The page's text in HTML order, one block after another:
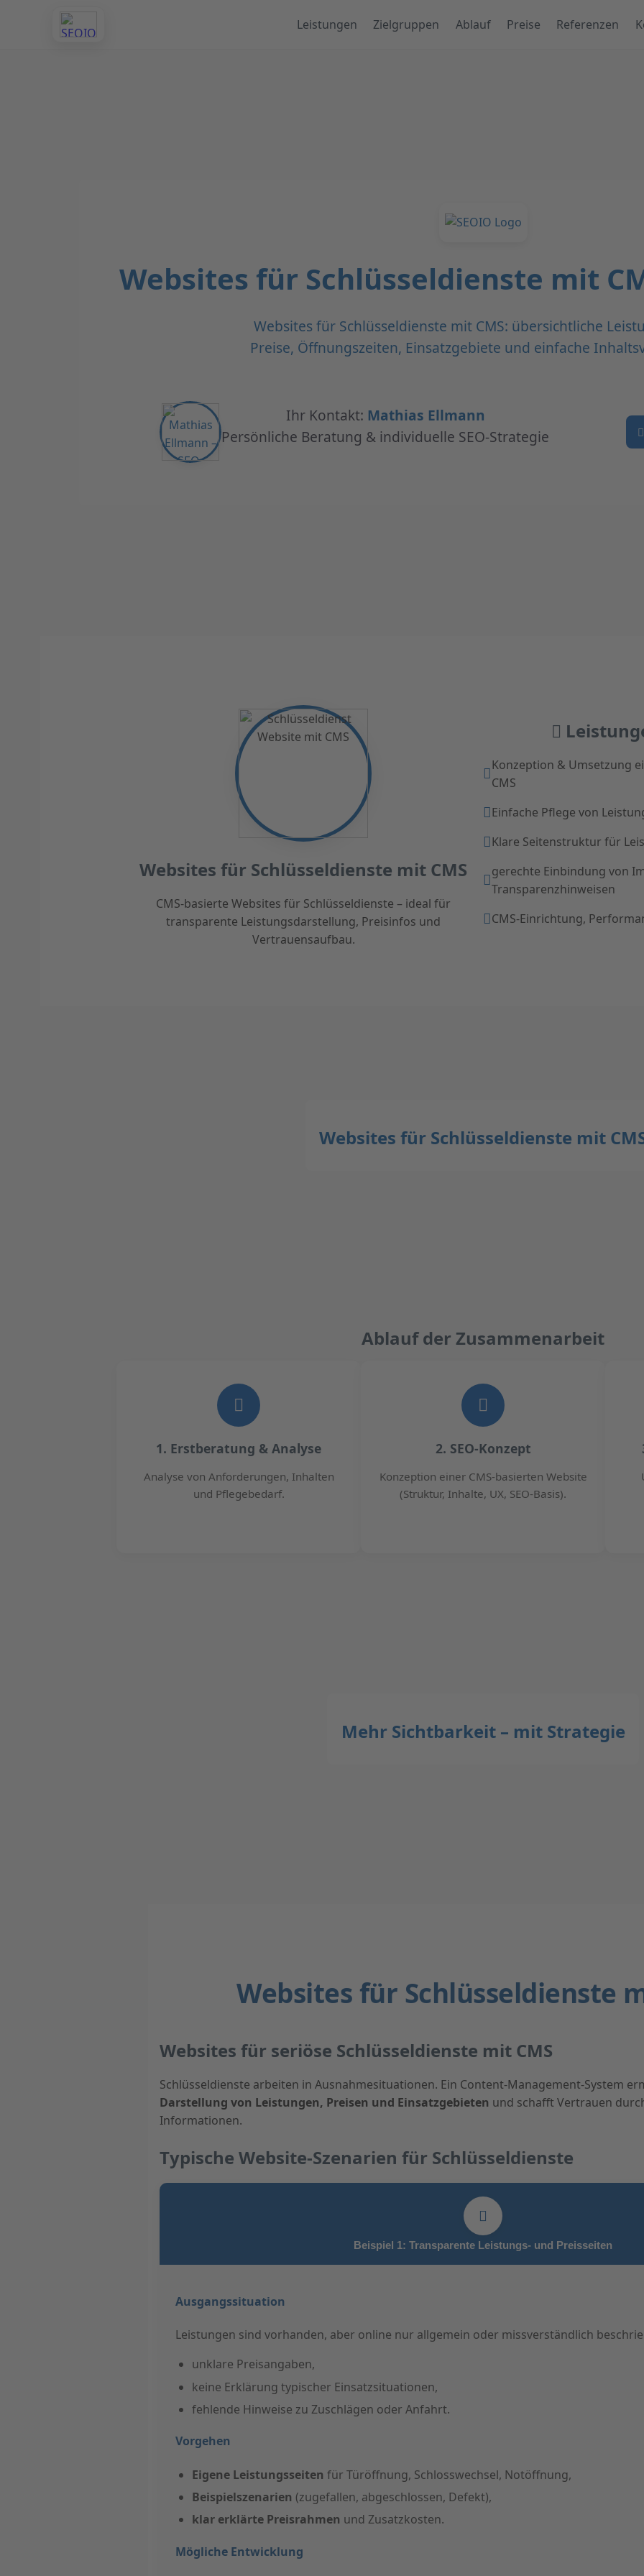
Leistungen Zielgruppen Ablauf Preise Referenzen
Websites für Schlüsseldienste mit
Websites für Schlüsseldienste mit CMS: übersichtliche
Preise, Öffnungszeiten, Einsatzgebiete und einfache
Ihr Kontakt: Mathias Ellmann
Persönliche Beratung & individuelle SEO-Strategie
Websites für Schlüsseldienste mit CMS
CMS-basierte Websites für Schlüsseldienste – ideal für
transparente Leistungsdarstellung, Preisinfos und
Vertrauensaufbau.
Konzeption & Umsetzung
CMS
Einfache Pflege von
Klare Seitenstruktur für
gerechte Einbindung von
Transparenzhinweisen
CMS-Einrichtung,
Websites für Schlüsseldienste mit
Ablauf der Zusammenarbeit
1. Erstberatung & Analyse
Analyse von Anforderungen, Inhalten
und Pflegebedarf.
2. SEO-Konzept
Konzeption einer CMS-basierten Website
(Struktur, Inhalte, UX, SEO-Basis).
Mehr Sichtbarkeit – mit Strategie
Websites für Schlüsseldienste
Websites für seriöse Schlüsseldienste mit CMS
Schlüsseldienste arbeiten in Ausnahmesituationen. Ein Content-Management-System
Darstellung von Leistungen, Preisen und Einsatzgebieten und schafft Vertrauen
Informationen.
Typische Website-Szenarien für Schlüsseldienste
Beispiel 1: Transparente Leistungs- und Preisseiten
Ausgangssituation
Leistungen sind vorhanden, aber online nur allgemein oder missverständlich
unklare Preisangaben,
keine Erklärung typischer Einsatzsituationen,
fehlende Hinweise zu Zuschlägen oder Anfahrt.
Vorgehen
Eigene Leistungsseiten für Türöffnung, Schlosswechsel, Notöffnung,
Beispielszenarien (zugefallen, abgeschlossen, Defekt),
klar erklärte Preisrahmen und Zusatzkosten.
Mögliche Entwicklung